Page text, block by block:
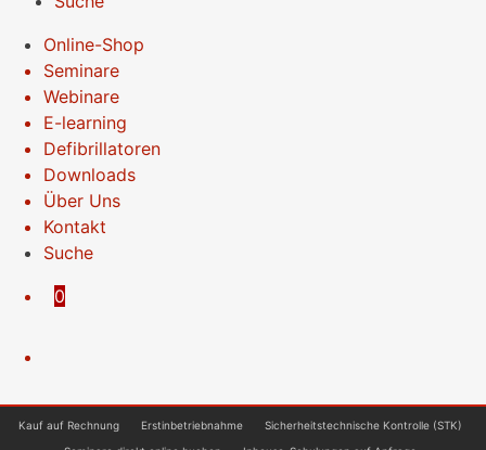
Online-Shop
Seminare
Webinare
E-learning
Defibrillatoren
Downloads
Über Uns
Kontakt
Suche
0
Kauf auf Rechnung Erstinbetriebnahme
Sicherheitstechnische Kontrolle (STK)